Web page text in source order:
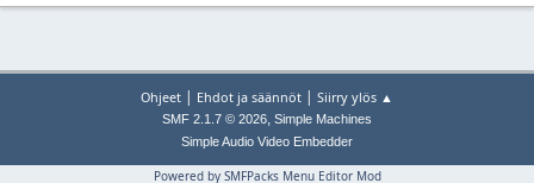
Ohjeet | Ehdot ja säännöt | Siirry ylös ▲
SMF 2.1.7 © 2026, Simple Machines
Simple Audio Video Embedder
Powered by SMFPacks Menu Editor Mod